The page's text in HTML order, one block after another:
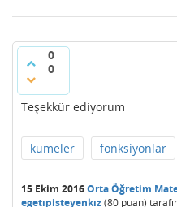
0
0
Teşekkür ediyorum
kumeler fonksiyonlar
15 Ekim 2016Orta Öğretim
egetıpisteyenkız(80 puan)